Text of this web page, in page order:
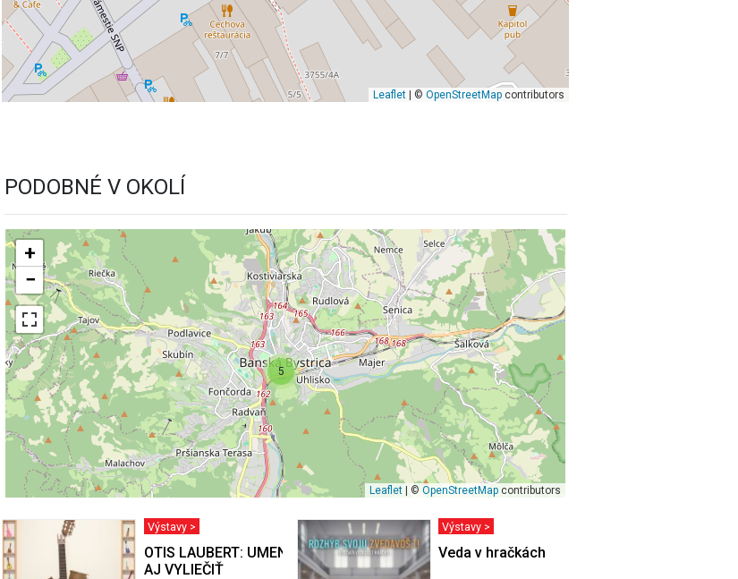
Leaflet| © OpenStreetMapcontributors
PODOBNÉ V OKOLÍ
5
+
−
Leaflet | ©OpenStreetMap contributors
Výstavy >
OTIS LAUBERT: UMENIE BY VÁS MOHLO
AJ VYLIEČIŤ
Výstavy >
Veda v hračkách